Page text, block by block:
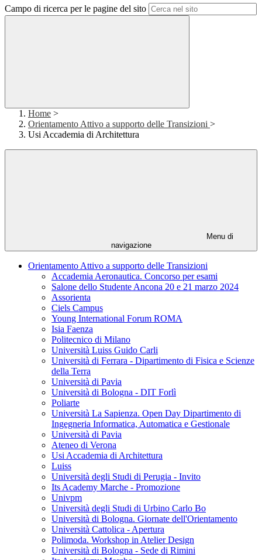
Campo di ricerca per le pagine del sito
Home >
Orientamento Attivo a supporto delle Transizioni >
Usi Accademia di Architettura
Menu di
navigazione
Orientamento Attivo a supporto delle Transizioni
Accademia Aeronautica. Concorso per esami
Salone dello Studente Ancona 20 e 21 marzo 2024
Assorienta
Ciels Campus
Young International Forum ROMA
Isia Faenza
Politecnico di Milano
Università Luiss Guido Carli
Università di Ferrara - Dipartimento di Fisica e Scienze
della Terra
Università di Pavia
Università di Bologna - DIT Forlì
Poliarte
Università La Sapienza. Open Day Dipartimento di
Ingegneria Informatica, Automatica e Gestionale
Università di Pavia
Ateneo di Verona
Usi Accademia di Architettura
Luiss
Università degli Studi di Perugia - Invito
Its Academy Marche - Promozione
Univpm
Università degli Studi di Urbino Carlo Bo
Università di Bologna. Giornate dell'Orientamento
Università Cattolica - Apertura
Polimoda. Workshop in Atelier Design
Università di Bologna - Sede di Rimini